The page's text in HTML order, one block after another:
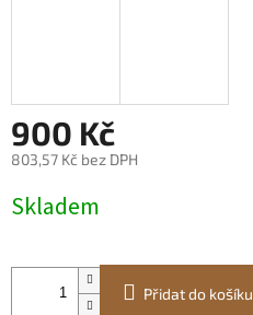
900 Kč
803,57 Kč bez DPH
cena:
Skladem
Přidat do košíku